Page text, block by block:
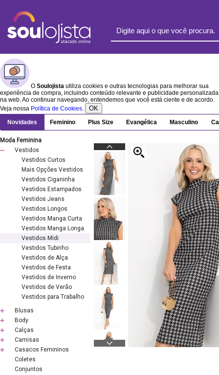
O Soulojista utiliza cookies e outras tecnologias para melhorar sua
experiência de compra, incluindo conteúdo relevante e publicidade personalizada
na web. Ao continuar navegando, entendemos que você está ciente e de acordo.
Veja nossa Política de Cookies. OK
Novidades Feminino Plus Size Evangélica Masculino
Moda Feminina
Vestidos
Vestidos Curtos
Mais Opções Vestidos
Vestidos Ciganinha
Vestidos Estampados
Vestidos Jeans
Vestidos Longos
Vestidos Manga Curta
Vestidos Manga Longa
Vestidos Midi
Vestidos Tubinho
Vestidos de Alça
Vestidos de Festa
Vestidos de Inverno
Vestidos de Verão
Vestidos para Trabalho
Blusas
Body
Calças
Camisas
Casacos Femininos
Coletes
Conjuntos